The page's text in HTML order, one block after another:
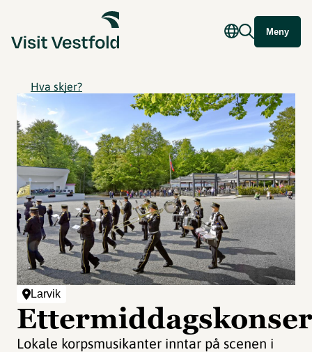
Meny
Hva skjer?
Larvik
Lokale korpsmusikanter inntar på scenen i